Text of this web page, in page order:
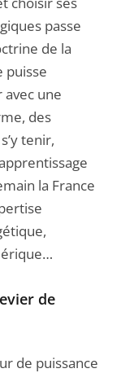
passe
de la
puisse
avec une
des
tenir,
la France
de
de puissance